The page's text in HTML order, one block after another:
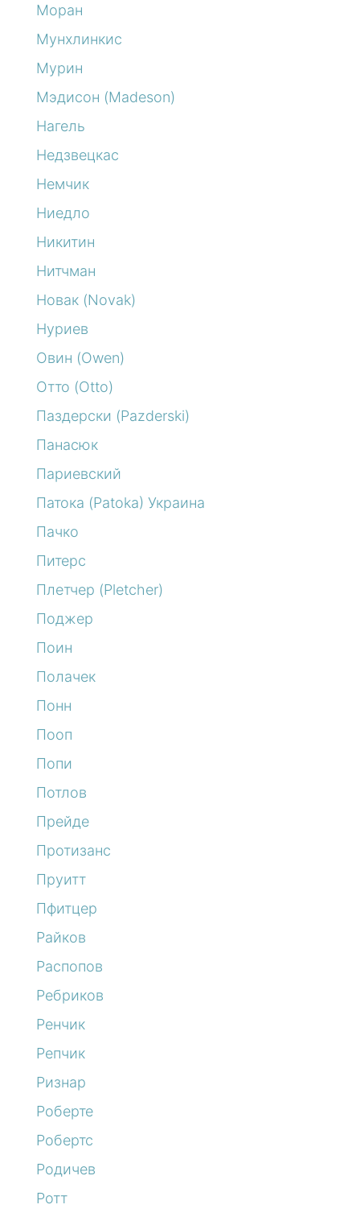
Моран
Мунхлинкис
Мурин
Мэдисон (Madeson)
Нагель
Недзвецкас
Немчик
Ниедло
Никитин
Нитчман
Новак (Novak)
Нуриев
Овин (Owen)
Отто (Otto)
Паздерски (Pazderski)
Панасюк
Париевский
Патока (Patoka) Украина
Пачко
Питерс
Плетчер (Pletcher)
Поджер
Поин
Полачек
Понн
Пооп
Попи
Потлов
Прейде
Протизанс
Пруитт
Пфитцер
Райков
Распопов
Ребриков
Ренчик
Репчик
Ризнар
Роберте
Робертс
Родичев
Ротт